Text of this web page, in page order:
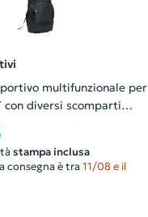
multifunzionale per
con diversi scomparti
stampa inclusa
consegna è tra 11/08 e il